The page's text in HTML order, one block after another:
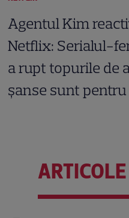
Agentul Kim
Netflix: Serialul-
a rupt topurile de
șanse sunt